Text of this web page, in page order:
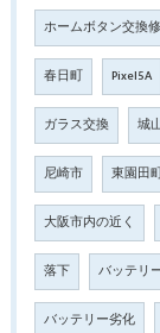
ホームボタン交換
春日町 Pixel5A
ガラス交換 城
尼崎市 東園田
大阪市内の近く
落下 バッテリ
バッテリー劣化